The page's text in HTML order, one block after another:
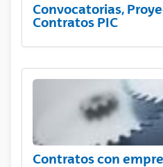
Convocatorias,
Contratos PIC
Contratos con